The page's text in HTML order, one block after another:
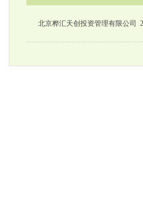
北京桦汇天创投资管理有限公司